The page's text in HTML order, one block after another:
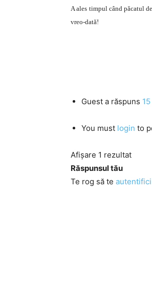
A ales timpul când păcatul
vreo-dată!
Guest a răspuns
You must login to
Afișare 1 rezultat
Răspunsul tău
Te rog să te autentifici